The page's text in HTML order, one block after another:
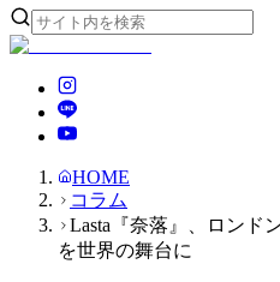
HOME
コラム
Lasta『奈落』、ロン
を世界の舞台に